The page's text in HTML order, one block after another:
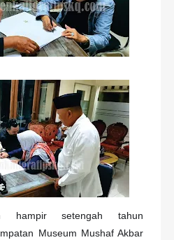
hampir setengah tahun
Museum Mushaf Akbar